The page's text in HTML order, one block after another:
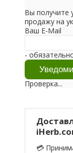
Вы получите
продажу на
Ваш E-Mail
-
Проверка...
💳